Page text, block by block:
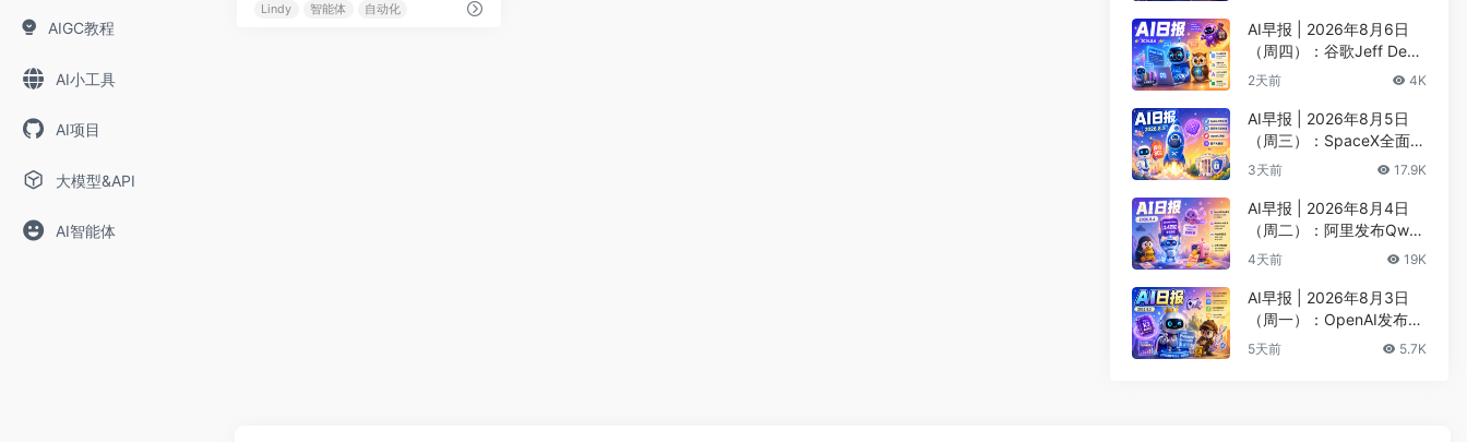
AIGC教程
AI小工具
AI项目
大模型&API
AI智能体
Lindy 智能体 自动化
萨比斯卸任CEO
AI早报 | 2026年8月6日
（周四）：谷歌Jeff Dean
创办AI科学公司、Meta发
2天前 4K
AI早报 | 2026年8月5日
（周三）：SpaceX全面押
注英伟达布局太空AI、四
3天前 17.9K
AI早报 | 2026年8月4日
（周二）：阿里发布Qwen
3.8-Max旗舰模型、MiniM
4天前 19K
AI早报 | 2026年8月3日
（周一）：OpenAI发布Pr
esence、DNA证据被曝可
5天前 5.7K